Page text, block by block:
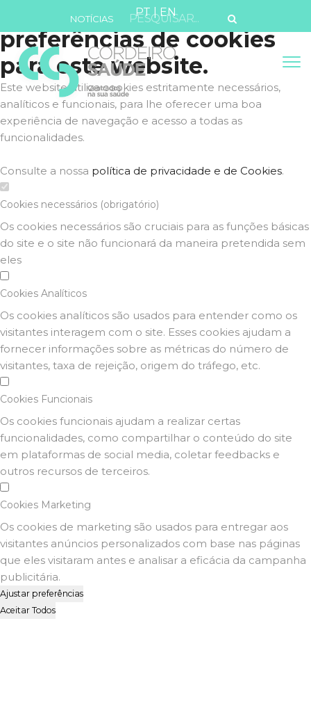
Defina as suas
preferências de cookies
para este website.
Este website utiliza cookies estritamente necessários,
analíticos e funcionais, para lhe oferecer uma boa
experiência de navegação e acesso a todas as
funcionalidades.
Consulte a nossa política de privacidade e de Cookies.
Cookies necessários (obrigatório)
Os cookies necessários são cruciais para as funções básicas
do site e o site não funcionará da maneira pretendida sem
eles
Cookies Analíticos
Os cookies analíticos são usados para entender como os
visitantes interagem com o site. Esses cookies ajudam a
fornecer informações sobre as métricas do número de
visitantes, taxa de rejeição, origem do tráfego, etc.
Cookies Funcionais
Os cookies funcionais ajudam a realizar certas
funcionalidades, como compartilhar o conteúdo do site
em plataformas de social media, coletar feedbacks e
outros recursos de terceiros.
Cookies Marketing
Os cookies de marketing são usados para entregar aos
visitantes anúncios personalizados com base nas páginas
que eles visitaram antes e analisar a eficácia da campanha
publicitária.
Ajustar preferências
Aceitar Todos
PT| EN
NOTÍCIAS